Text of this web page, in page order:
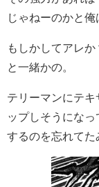
じゃねーのかと俺
もしかしてアレ
と一緒かの。
テリーマンにテ
ップしそうにな
するのを忘れてた